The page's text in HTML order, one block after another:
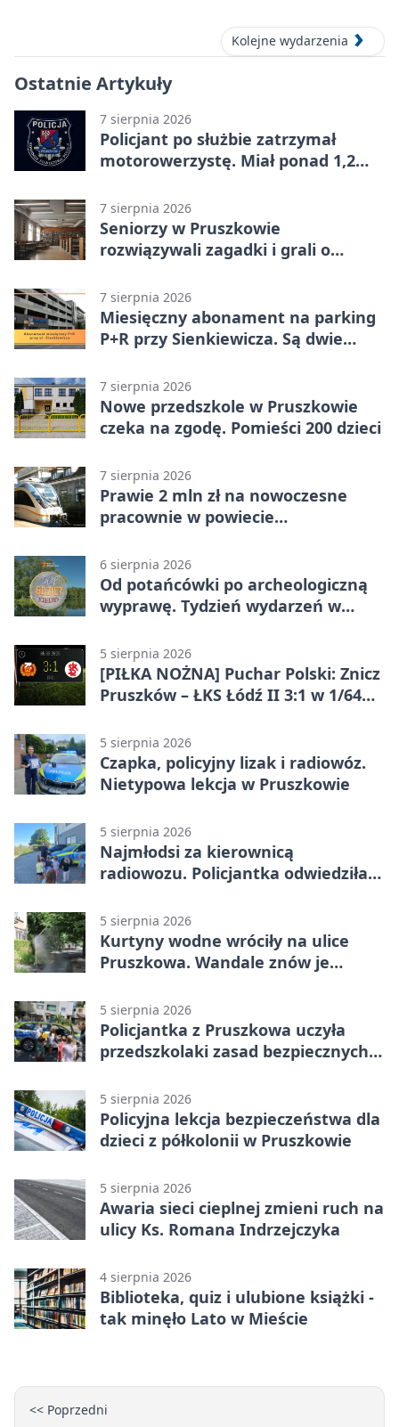
Kolejne wydarzenia
Ostatnie Artykuły
7 sierpnia 2026
Policjant po służbie zatrzymał
motorowerzystę. Miał ponad 1,2
7 sierpnia 2026
Seniorzy w Pruszkowie
rozwiązywali zagadki i grali o
7 sierpnia 2026
Miesięczny abonament na parking
P+R przy Sienkiewicza. Są dwie
7 sierpnia 2026
Nowe przedszkole w Pruszkowie
czeka na zgodę. Pomieści 200 dzieci
7 sierpnia 2026
Prawie 2 mln zł na nowoczesne
pracownie w powiecie
6 sierpnia 2026
Od potańcówki po archeologiczną
wyprawę. Tydzień wydarzeń w
5 sierpnia 2026
[PIŁKA NOŻNA] Puchar Polski: Znicz
Pruszków – ŁKS Łódź II 3:1 w 1/64
5 sierpnia 2026
Czapka, policyjny lizak i radiowóz.
Nietypowa lekcja w Pruszkowie
5 sierpnia 2026
Najmłodsi za kierownicą
radiowozu. Policjantka odwiedziła
5 sierpnia 2026
Kurtyny wodne wróciły na ulice
Pruszkowa. Wandale znów je
5 sierpnia 2026
Policjantka z Pruszkowa uczyła
przedszkolaki zasad bezpiecznych
5 sierpnia 2026
Policyjna lekcja bezpieczeństwa dla
dzieci z półkolonii w Pruszkowie
5 sierpnia 2026
Awaria sieci cieplnej zmieni ruch na
ulicy Ks. Romana Indrzejczyka
4 sierpnia 2026
Biblioteka, quiz i ulubione książki -
tak minęło Lato w Mieście
<< Poprzedni